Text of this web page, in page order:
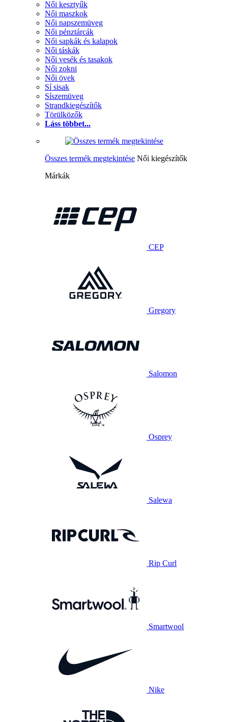
Női kesztyűk
Női maszkok
Női napszemüveg
Női pénztárcák
Női sapkák és kalapok
Női táskák
Női vesék és tasakok
Női zokni
Női övek
Sí sisak
Síszemüveg
Strandkiegészítők
Törülközők
Láss többet...
Összes termék megtekintése Női kiegészítők
Márkák
CEP
Gregory
Salomon
Osprey
Salewa
Rip Curl
Smartwool
Nike